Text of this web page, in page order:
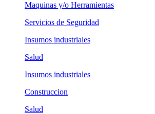
Maquinas y/o Herramientas
Servicios de Seguridad
Insumos industriales
Salud
Insumos industriales
Construccion
Salud